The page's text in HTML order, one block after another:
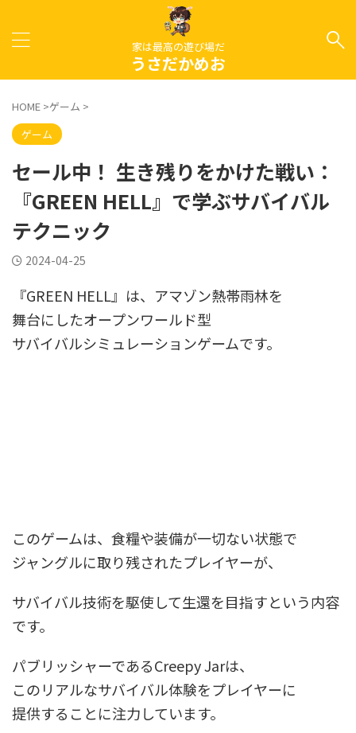
家は最高の遊び場だ
うさだかめお
HOME >ゲーム >
ゲーム
セール中！ 生き残りをかけた戦い：
『GREEN HELL』で学ぶサバイバル
テクニック
2024-04-25
『GREEN HELL』は、アマゾン熱帯雨林を
舞台にしたオープンワールド型
サバイバルシミュレーションゲームです。
このゲームは、食糧や装備が一切ない状態で
ジャングルに取り残されたプレイヤーが、
サバイバル技術を駆使して生還を目指すという内容
です。
パブリッシャーであるCreepy Jarは、
このリアルなサバイバル体験をプレイヤーに
提供することに注力しています。